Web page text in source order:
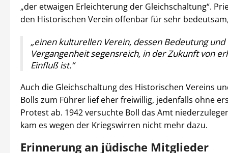
„der etwaigen Erleichterung der Gleichschaltung“.
den Historischen Verein offenbar für sehr
„einen kulturellen Verein, dessen Bedeutung
Vergangenheit segensreich, in der Zukunft von
Einfluß ist.“
Auch die Gleichschaltung des Historischen Vereins
Bolls zum Führer lief eher freiwillig, jedenfalls ohne
Protest ab. 1942 versuchte Boll das Amt
kam es wegen der Kriegswirren nicht mehr dazu.
Erinnerung an jüdische Mitglieder